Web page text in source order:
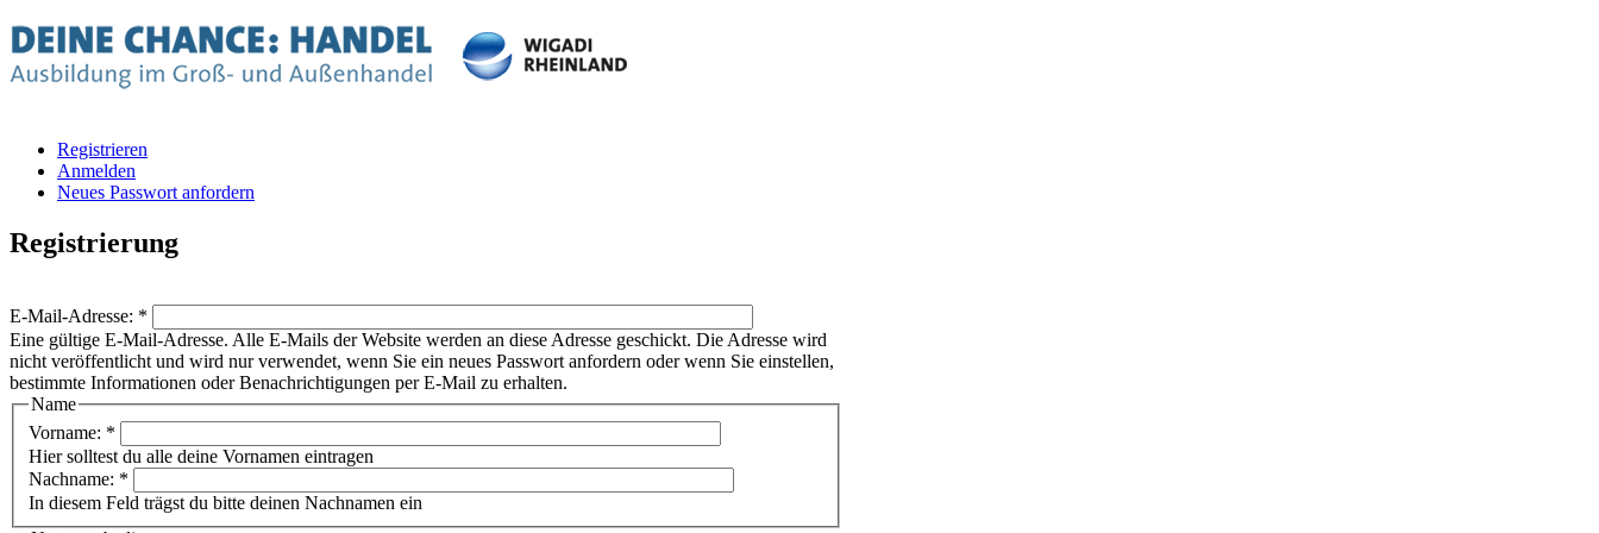
Registrieren
Anmelden
Neues Passwort anfordern
Registrierung
E-Mail-Adresse: *
Eine gültige E-Mail-Adresse. Alle E-Mails der Website werden an diese Adresse geschickt. Die Adresse wird
nicht veröffentlicht und wird nur verwendet, wenn Sie ein neues Passwort anfordern oder wenn Sie einstellen,
bestimmte Informationen oder Benachrichtigungen per E-Mail zu erhalten.
Name
Vorname: *
Hier solltest du alle deine Vornamen eintragen
Nachname: *
In diesem Feld trägst du bitte deinen Nachnamen ein